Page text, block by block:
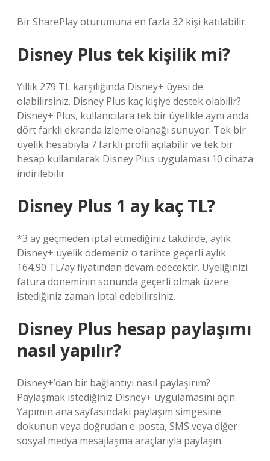
Bir SharePlay oturumuna en fazla 32 kişi katılabilir.
Disney Plus tek kişilik mi?
Yıllık 279 TL karşılığında Disney+ üyesi de
olabilirsiniz. Disney Plus kaç kişiye destek olabilir?
Disney+ Plus, kullanıcılara tek bir üyelikle aynı anda
dört farklı ekranda izleme olanağı sunuyor. Tek bir
üyelik hesabıyla 7 farklı profil açılabilir ve tek bir
hesap kullanılarak Disney Plus uygulaması 10 cihaza
indirilebilir.
Disney Plus 1 ay kaç TL?
*3 ay geçmeden iptal etmediğiniz takdirde, aylık
Disney+ üyelik ödemeniz o tarihte geçerli aylık
164,90 TL/ay fiyatından devam edecektir. Üyeliğinizi
fatura döneminin sonunda geçerli olmak üzere
istediğiniz zaman iptal edebilirsiniz.
Disney Plus hesap paylaşımı
nasıl yapılır?
Disney+’dan bir bağlantıyı nasıl paylaşırım?
Paylaşmak istediğiniz Disney+ uygulamasını açın.
Yapımın ana sayfasındaki paylaşım simgesine
dokunun veya doğrudan e-posta, SMS veya diğer
sosyal medya mesajlaşma araçlarıyla paylaşın.